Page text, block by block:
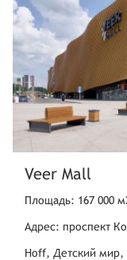
Veer Mall
Площадь: 167 000
Адрес: проспект
Hoff, Детский